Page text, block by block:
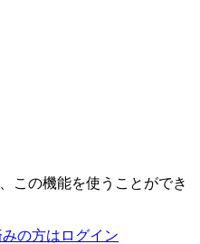
この機能を使うことができ
の方はログイン